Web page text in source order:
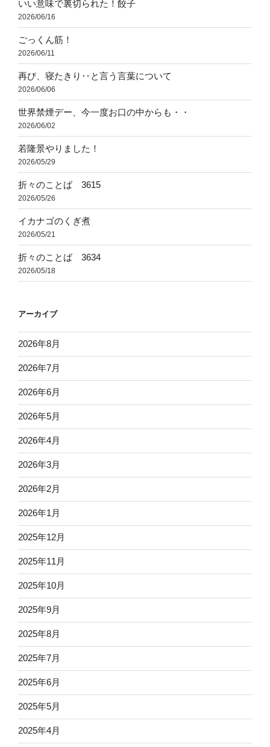
いい意味で裏切られた！餃子
2026/06/16
ごっくん筋！
2026/06/11
再び、寝たきり‥と言う言葉について
2026/06/06
世界禁煙デー、今一度お口の中からも・・
2026/06/02
若隆景やりました！
2026/05/29
折々のことば 3615
2026/05/26
イカナゴのくぎ煮
2026/05/21
折々のことば 3634
2026/05/18
アーカイブ
2026年8月
2026年7月
2026年6月
2026年5月
2026年4月
2026年3月
2026年2月
2026年1月
2025年12月
2025年11月
2025年10月
2025年9月
2025年8月
2025年7月
2025年6月
2025年5月
2025年4月